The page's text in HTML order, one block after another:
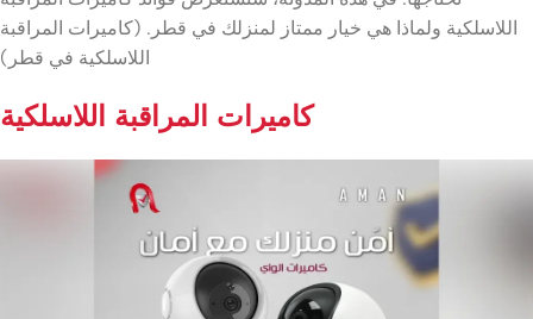
اللاسلكية ولماذا هي خيار ممتاز لمنزلك في قطر. (كاميرات المراقبة
اللاسلكية في قطر)
كاميرات المراقبة اللاسلكية